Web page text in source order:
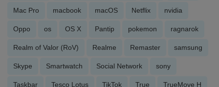
Mac Pro macbook macOS Netflix nvidia
Oppo os OS X Pantip pokemon ragnarok
Realm of Valor (RoV) Realme Remaster samsung
Skype Smartwatch Social Network sony
Taskbar Tesco Lotus TikTok True TrueMove H